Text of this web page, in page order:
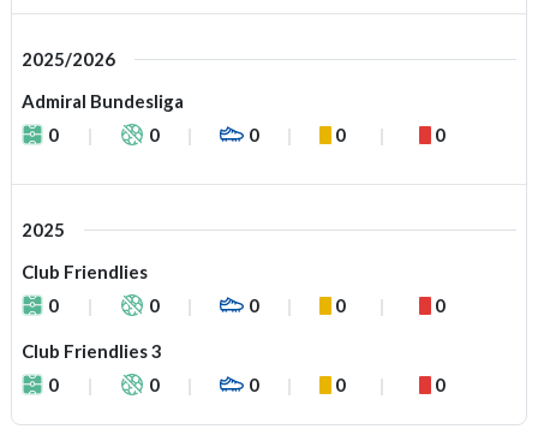
2025/2026
Admiral Bundesliga
0
0 0 0 0
2025
Club Friendlies
0
0 0 0 0
Club Friendlies 3
0
0 0 0 0